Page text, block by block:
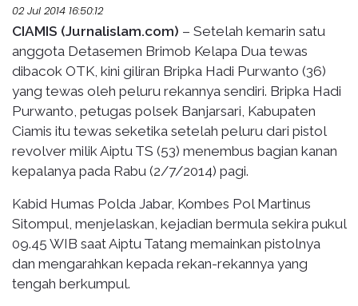
02 Jul 2014 16:50:12
CIAMIS (Jurnalislam.com) – Setelah kemarin satu
anggota Detasemen Brimob Kelapa Dua tewas
dibacok OTK, kini giliran Bripka Hadi Purwanto (36)
yang tewas oleh peluru rekannya sendiri. Bripka Hadi
Purwanto, petugas polsek Banjarsari, Kabupaten
Ciamis itu tewas seketika setelah peluru dari pistol
revolver milik Aiptu TS (53) menembus bagian kanan
kepalanya pada Rabu (2/7/2014) pagi.
Kabid Humas Polda Jabar, Kombes Pol Martinus
Sitompul, menjelaskan, kejadian bermula sekira pukul
09.45 WIB saat Aiptu Tatang memainkan pistolnya
dan mengarahkan kepada rekan-rekannya yang
tengah berkumpul.